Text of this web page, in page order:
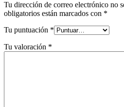
Tu dirección de correo electrónico no
obligatorios están marcados con *
Tu puntuación *
Tu valoración *